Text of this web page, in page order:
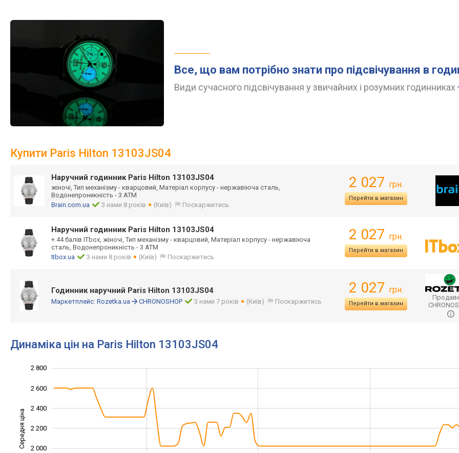
Все, що вам потрібно знати про підсвічування в
Види сучасного підсвічування у звичайних і розумних годинниках
Купити Paris Hilton 13103JS04
Наручний годинник Paris Hilton 13103JS04
жіночі, Тип механізму - кварцовий, Матеріал корпусу - нержавіюча сталь,
Водонепроникність - 3 АТМ
Brain.com.ua
З нами 8 років (Київ) Поскаржитись
2 027 грн.
Перейти в магазин
Наручний годинник Paris Hilton 13103JS04
+ 44 балів ITbox, жіночі, Тип механізму - кварцовий, Матеріал корпусу - нержавіюча
сталь, Водонепроникність - 3 АТМ
Itbox.ua
З нами 8 років (Київ) Поскаржитись
2 027 грн.
Перейти в магазин
Годинник наручний Paris Hilton 13103JS04
Маркетплейс: Rozetka.ua CHRONOSHOP З нами 7 років (Київ) Поскаржитись
2 027 грн.
Перейти в магазин
Динаміка цін на Paris Hilton 13103JS04
Середня ціна 1 600
2 000
2 200
2 400
2 600
2 800